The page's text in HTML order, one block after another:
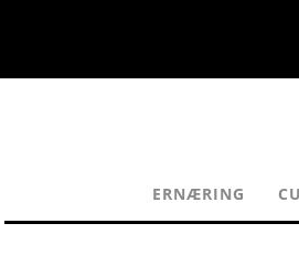
ERNÆRING